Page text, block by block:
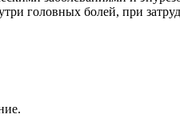
головных болей, при